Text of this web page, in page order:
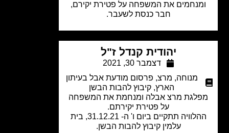
את המשפחה על פטירת יקירם,
חבר כנסת לשעבר.
יהודית קנדל ז"ל
דצמבר 30, 2021
מנוחה
מרצ,פרסום מודעת אבל בעיתון
קיבוץ להבות הבשן
מרצ אבלה ומנחמת את המשפחה
על פטירת יקירתם.
ההלוויה תתקיים ביום ו' ה- 31.12.21, בית
עלמין קיבוץ להבות הבשן.